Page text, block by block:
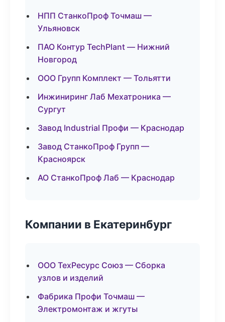
НПП СтанкоПроф Точмаш —
Ульяновск
ПАО Контур TechPlant — Нижний
Новгород
ООО Групп Комплект — Тольятти
Инжиниринг Лаб Мехатроника —
Сургут
Завод Industrial Профи — Краснодар
Завод СтанкоПроф Групп —
Красноярск
АО СтанкоПроф Лаб — Краснодар
Компании в Екатеринбург
ООО ТехРесурс Союз — Сборка
узлов и изделий
Фабрика Профи Точмаш —
Электромонтаж и жгуты